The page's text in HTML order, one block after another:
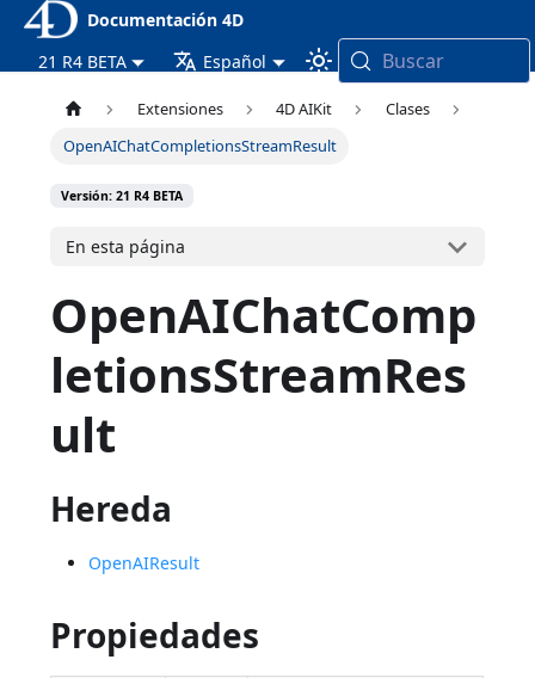
Documentación 4D
21 R4 BETA
Español Buscar
Extensiones 4D AIKit
Clases
OpenAIChatCompletionsStreamResult
Versión: 21 R4 BETA
En esta página
OpenAIChatComp
letionsStreamRes
ult
Hereda
OpenAIResult
Propiedades